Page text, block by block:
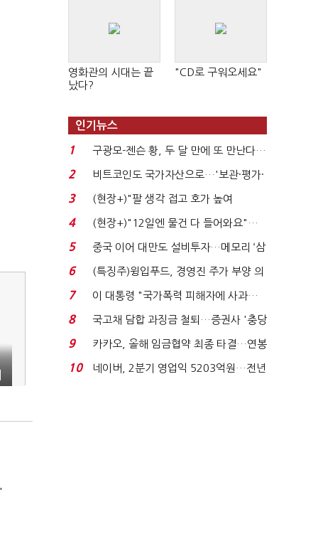
영화관의 시대는 끝
났다?
"CD로 구워오세요"
인기뉴스
1
구광모-젠슨 황, 두 달 만에 또 만난다…
로봇·AI 등 논...
2
비트코인도 국가자산으로…'보관·평가·
처분' 기준은 ...
3
(현장+)"팔 생각 접고 호가 높여
요"…'덜 똘똘한 한 채' 20...
4
(현장+)"12일엔 물건 다 들어와요"…
빈 매대 채우며 문 연 ...
5
중국 이어 대만도 설비투자…메모리 ‘삼
국전쟁’
6
(특징주)윙입푸드, 경영진 주가 부양 의
지에 상한가...
7
이 대통령 "국가폭력 피해자에 사과…
적극적 조사로 진...
8
국고채 담합 과징금 철퇴…증권사 '충당
금 폭탄' 우려...
9
카카오, 올해 임금협약 최종 타결…연봉
6.3% 인상·격려...
10
네이버, 2분기 영업익 5203억원…전년